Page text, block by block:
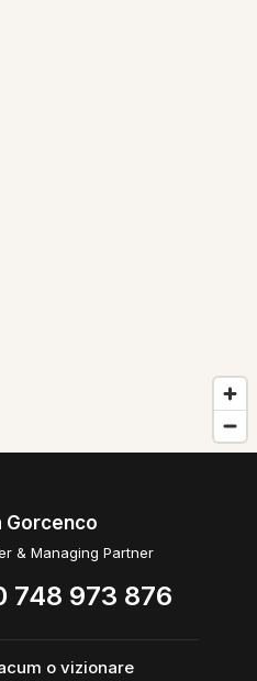
Gorcenco
& Managing Partner
748 973 876
o vizionare